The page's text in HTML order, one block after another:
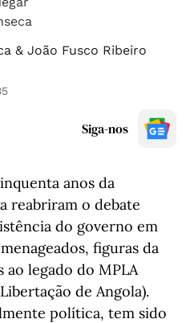
& João Fusco Ribeiro
Siga-nos
anos da
reabriram o debate
do governo em
figuras da
ao legado do MPLA
de Angola).
política, tem sido